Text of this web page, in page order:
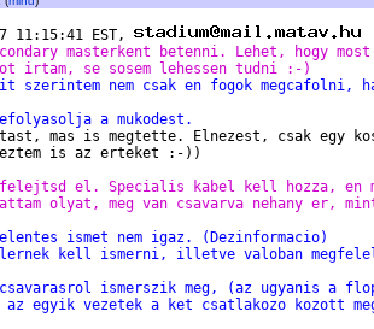
11:15:41 EST,
masterkent betenni. Lehet, hogy most
irtam, se sosem lehessen tudni :-)
szerintem nem csak en fogok megcafolni,
a mukodest.
mas is megtette. Elnezest, csak egy
is az erteket :-))
felejtsd el. Specialis kabel kell hozza, en
olyat, meg van csavarva nehany er,
ismet nem igaz. (Dezinformacio)
kell ismerni, illetve valoban
ismerszik meg, (az ugyanis a
az egyik vezetek a ket csatlakozo kozott